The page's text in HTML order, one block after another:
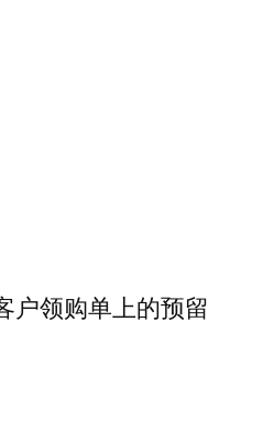
户领购单上的预留